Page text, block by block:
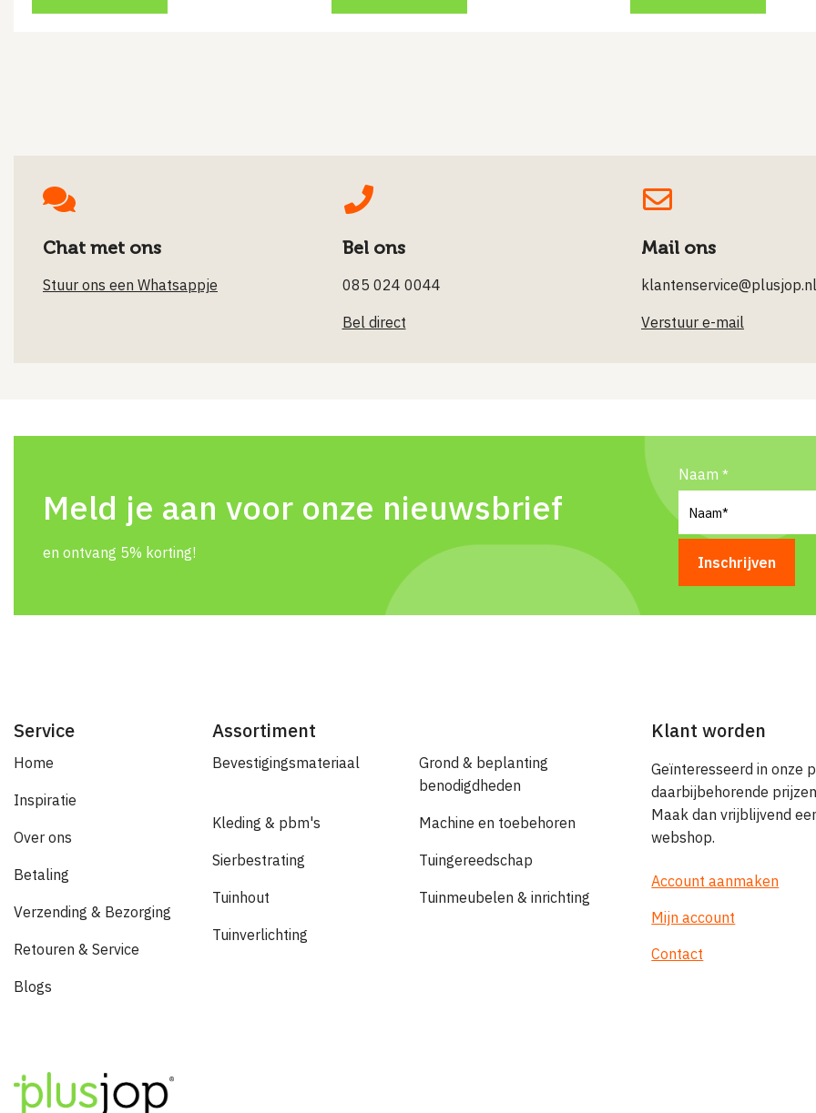
Chat met ons
Stuur ons een Whatsappje
Bel ons
085 024 0044
Bel direct
Mail ons
klantenservice@plusjop.nl
Verstuur e-mail
Meld je aan voor onze nieuwsbrief
en ontvang 5% korting!
Naam
Service
Home
Inspiratie
Over ons
Betaling
Verzending & Bezorging
Retouren & Service
Blogs
Assortiment
Bevestigingsmateriaal
Grond & beplanting
benodigdheden
Kleding & pbm's Machine en toebehoren
Sierbestrating Tuingereedschap
Tuinhout Tuinmeubelen & inrichting
Tuinverlichting
Klant worden
Geïnteresseerd in onze
daarbijbehorende
Maak dan vrijblijvend
webshop.
Account aanmaken
Mijn account
Contact